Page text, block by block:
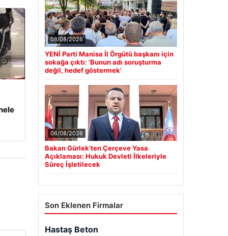
08/08/2026
YENİ Parti Manisa İl Örgütü başkanı için
sokağa çıktı: ‘Bunun adı soruşturma
değil, hedef göstermek’
06/08/2026
Bakan Gürlek’ten Çerçeve Yasa
Açıklaması: Hukuk Devleti İlkeleriyle
Süreç İşletilecek
Son Eklenen Firmalar
Hastaş Beton